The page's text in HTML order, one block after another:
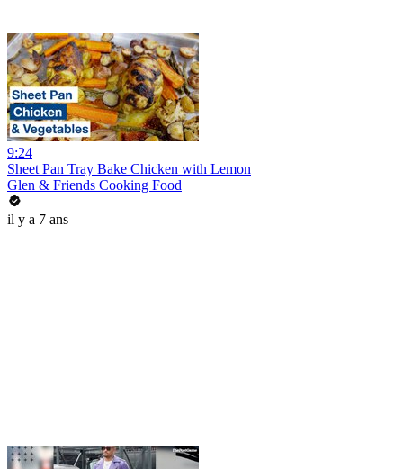
9:24
Sheet Pan Tray Bake Chicken with Lemon
Glen & Friends Cooking Food
il y a 7 ans